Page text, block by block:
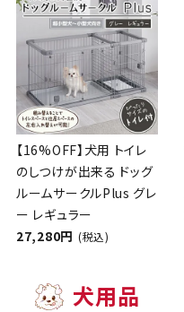
【16%OFF】犬用 トイレ
のしつけが出来る ドッグ
ルームサークルPlus グレ
ー レギュラー
27,280円 (税込)
犬用品